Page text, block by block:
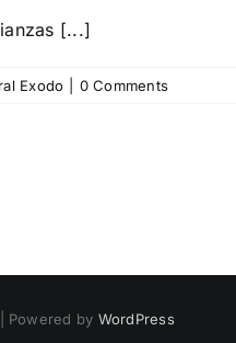
[...]
Exodo 0 Comments
Powered by WordPress